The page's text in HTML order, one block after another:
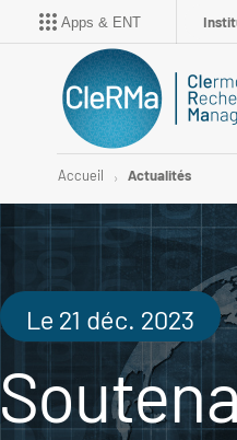
Apps & ENT
Accueil Actualités
Le 21 déc. 2023